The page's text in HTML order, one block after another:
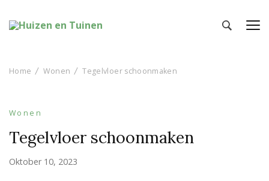
Home Wonen Tegelvloer schoonmaken
Wonen
Tegelvloer schoonmaken
Oktober 10, 2023